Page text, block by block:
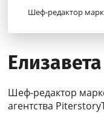
Шеф-редактор
Шеф-редактор
агентства